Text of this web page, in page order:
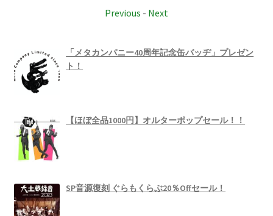
Previous - Next
「メタカンパニー40周年記念缶バッヂ」プレゼン
ト！
【ほぼ全品1000円】オルターポップセール！！
SP音源復刻 ぐらもくらぶ20％Offセール！